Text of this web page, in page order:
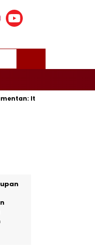
Itu Bisa Dipenjara